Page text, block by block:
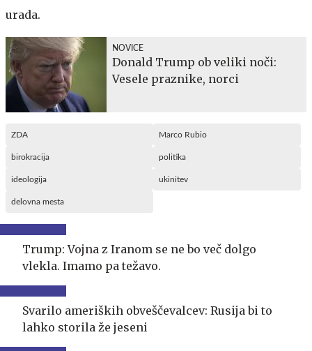
urada.
NOVICE
Donald Trump ob veliki noči:
Vesele praznike, norci
ZDA Marco Rubio
birokracija politika
ideologija ukinitev
delovna mesta
Trump: Vojna z Iranom se ne bo več dolgo
vlekla. Imamo pa težavo.
Svarilo ameriških obveščevalcev: Rusija bi to
lahko storila že jeseni